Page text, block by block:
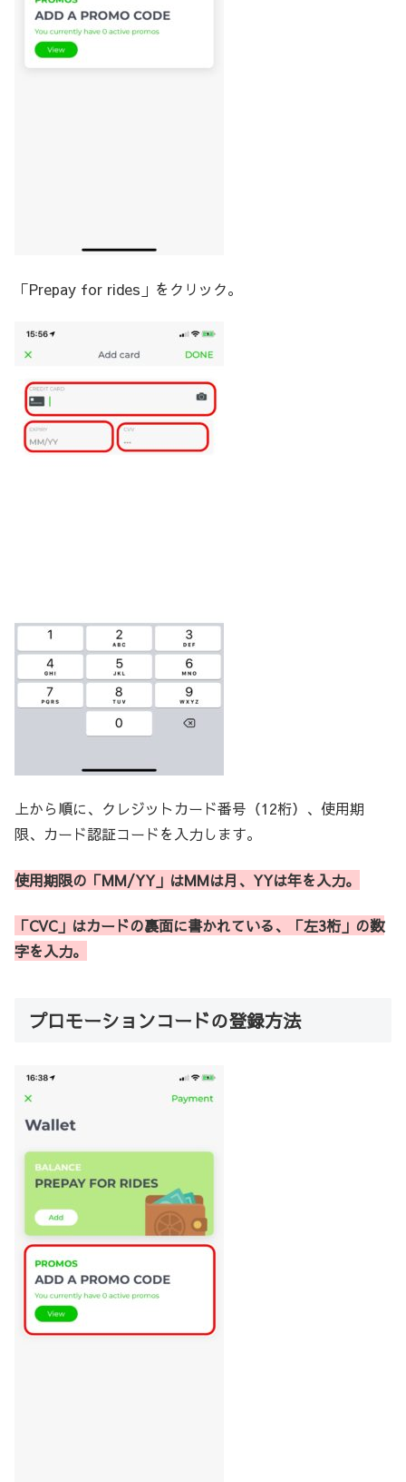
「Prepay for rides」をクリック。
上から順に、クレジットカード番号（12桁）、使用期
限、カード認証コードを入力します。
使用期限の「MM/YY」はMMは月、YYは年を入力。
「CVC」はカードの裏面に書かれている、「左3桁」の数
字を入力。
プロモーションコードの登録方法